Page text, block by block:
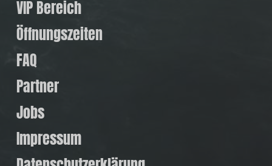
VIP Bereich
Öffnungszeiten
FAQ
Partner
Jobs
Impressum